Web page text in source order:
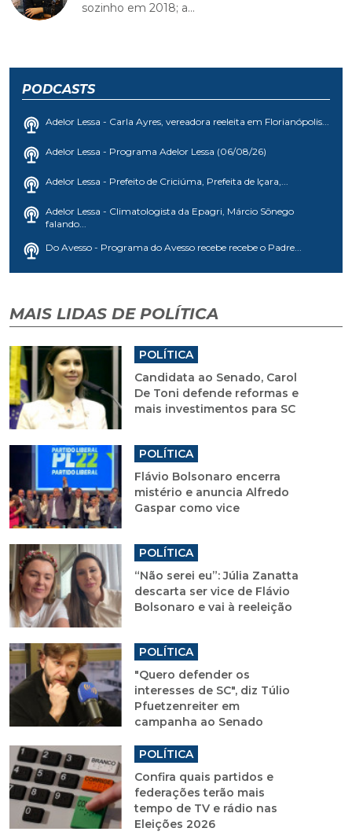
sozinho em 2018; a...
PODCASTS
Adelor Lessa - Carla Ayres, vereadora reeleita em Florianópolis...
Adelor Lessa - Programa Adelor Lessa (06/08/26)
Adelor Lessa - Prefeito de Criciúma, Prefeita de Içara,...
Adelor Lessa - Climatologista da Epagri, Márcio Sônego
falando...
Do Avesso - Programa do Avesso recebe recebe o Padre...
MAIS LIDAS DE POLÍTICA
POLÍTICA
Candidata ao Senado, Carol
De Toni defende reformas e
mais investimentos para SC
POLÍTICA
Flávio Bolsonaro encerra
mistério e anuncia Alfredo
Gaspar como vice
POLÍTICA
“Não serei eu”: Júlia Zanatta
descarta ser vice de Flávio
Bolsonaro e vai à reeleição
POLÍTICA
"Quero defender os
interesses de SC", diz Túlio
Pfuetzenreiter em
campanha ao Senado
POLÍTICA
Confira quais partidos e
federações terão mais
tempo de TV e rádio nas
Eleições 2026